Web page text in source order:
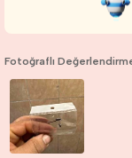
Fotoğraflı